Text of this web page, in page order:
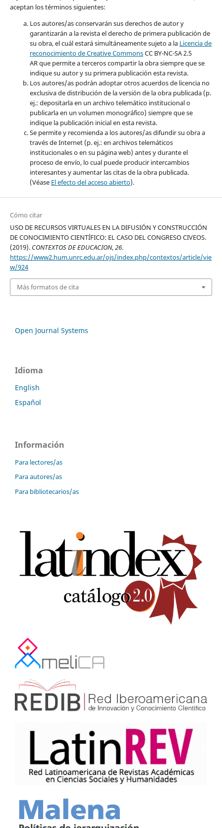
aceptan los términos siguientes:
Los autores/as conservarán sus derechos de autor y
garantizarán a la revista el derecho de primera publicación de
su obra, el cuál estará simultáneamente sujeto a la Licencia de
reconocimiento de Creative CommonsCC BY-NC-SA 2.5
AR que permite a terceros compartir la obra siempre que se
indique su autor y su primera publicación esta revista.
Los autores/as podrán adoptar otros acuerdos de licencia no
exclusiva de distribución de la versión de la obra publicada (p.
ej.: depositarla en un archivo telemático institucional o
publicarla en un volumen monográfico) siempre que se
indique la publicación inicial en esta revista.
Se permite y recomienda a los autores/as difundir su obra a
través de Internet (p. ej.: en archivos telemáticos
institucionales o en su página web) antes y durante el
proceso de envío, lo cual puede producir intercambios
interesantes y aumentar las citas de la obra publicada.
(Véase El efecto del acceso abierto).
Cómo citar
USO DE RECURSOS VIRTUALES EN LA DIFUSIÓN Y CONSTRUCCIÓN
DE CONOCIMIENTO CIENTÍFICO: EL CASO DEL CONGRESO CIVEOS.
(2019). CONTEXTOS DE EDUCACION,26.
https://www2.hum.unrc.edu.ar/ojs/index.php/contextos/article/vie
w/924
Más formatos de cita
Open Journal Systems
Idioma
English
Español
Información
Para lectores/as
Para autores/as
Para bibliotecarios/as